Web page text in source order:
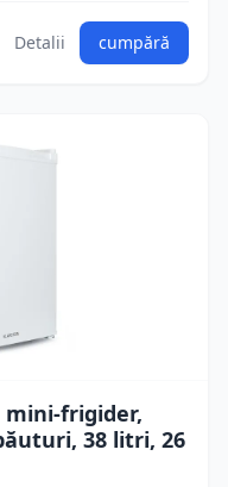
Detalii cumpără
mini-frigider,
38 litri, 26